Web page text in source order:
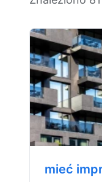
mieć